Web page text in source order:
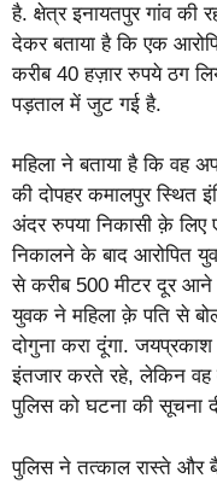
है. क्षेत्र इनायतपुर गांव की
देकर बताया है कि एक
करीब 40 हज़ार रुपये ठग
पड़ताल में जुट गई है.
महिला ने बताया है कि वह
की दोपहर कमालपुर
अंदर रुपया निकासी क़े लिए
निकालने के बाद आरोपित
से करीब 500 मीटर दूर आने
युवक ने महिला क़े पति से
दोगुना करा दूंगा.
इंतजार करते रहे, लेकिन वह
पुलिस को घटना की सूचना
पुलिस ने तत्काल रास्ते और